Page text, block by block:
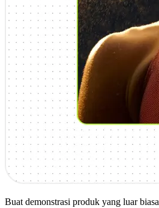
Buat demonstrasi produk yang luar biasa